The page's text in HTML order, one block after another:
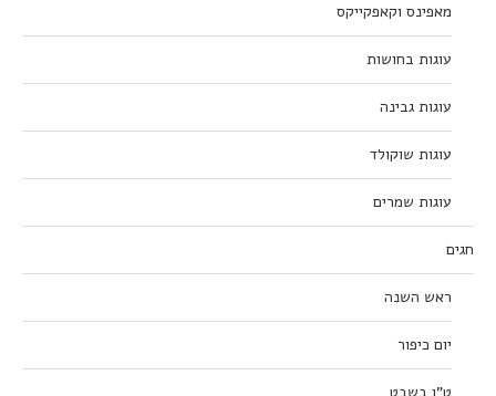
מאפינס וקאפקייקס
עוגות בחושות
עוגות גבינה
עוגות שוקולד
עוגות שמרים
חגים
ראש השנה
יום כיפור